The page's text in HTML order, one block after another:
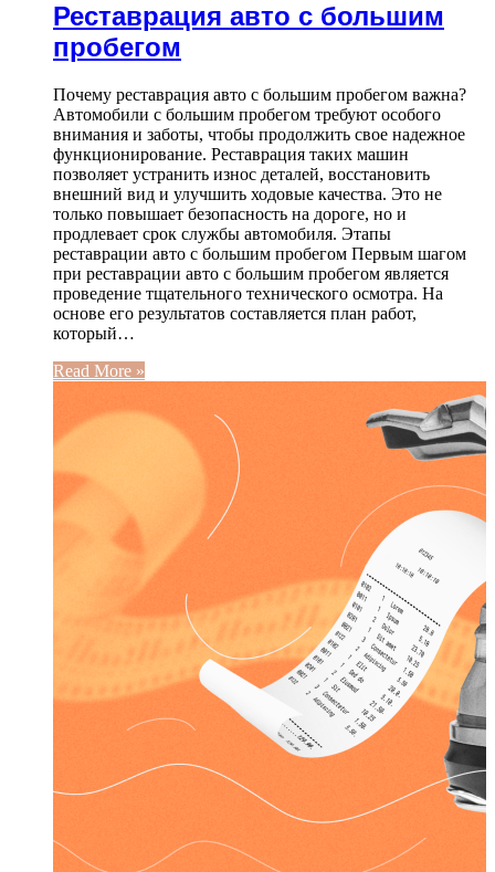
Реставрация авто с большим
пробегом
Почему реставрация авто с большим пробегом важна?
Автомобили с большим пробегом требуют особого
внимания и заботы, чтобы продолжить свое надежное
функционирование. Реставрация таких машин
позволяет устранить износ деталей, восстановить
внешний вид и улучшить ходовые качества. Это не
только повышает безопасность на дороге, но и
продлевает срок службы автомобиля. Этапы
реставрации авто с большим пробегом Первым шагом
при реставрации авто с большим пробегом является
проведение тщательного технического осмотра. На
основе его результатов составляется план работ,
который…
Read More »